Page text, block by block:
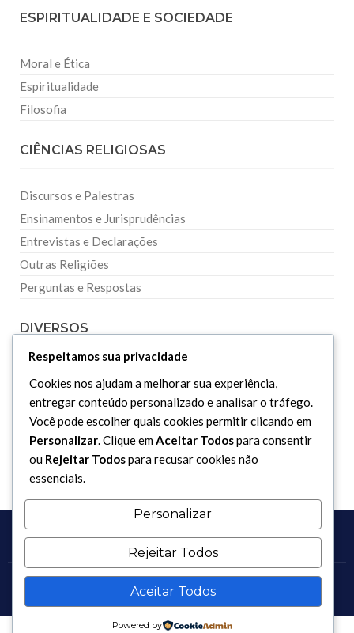
ESPIRITUALIDADE E SOCIEDADE
Moral e Ética
Espiritualidade
Filosofia
CIÊNCIAS RELIGIOSAS
Discursos e Palestras
Ensinamentos e Jurisprudências
Entrevistas e Declarações
Outras Religiões
Perguntas e Respostas
DIVERSOS
Dicionário Islâmico
Downloads
Copyright 2017 - 2026 / Todos os direitos reservados.
Respeitamos sua privacidade
Cookies nos ajudam a melhorar sua experiência,
entregar conteúdo personalizado e analisar o tráfego.
Você pode escolher quais cookies permitir clicando em
Personalizar. Clique emAceitar Todospara consentir
ou Rejeitar Todospara recusar cookies não
essenciais.
Personalizar
Rejeitar Todos
Aceitar Todos
Powered by